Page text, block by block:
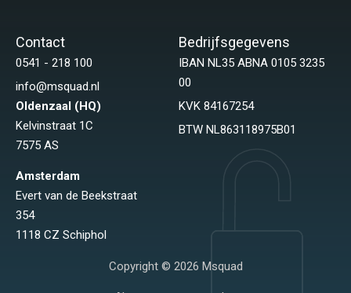
Contact
0541 - 218 100
info@msquad.nl
Oldenzaal (HQ)
Kelvinstraat 1C
7575 AS
Amsterdam
Evert van de Beekstraat
354
1118 CZ Schiphol
Bedrijfsgegevens
IBAN NL35 ABNA 0105 3235
00
KVK 84167254
BTW NL863118975B01
Copyright © 2026 Msquad